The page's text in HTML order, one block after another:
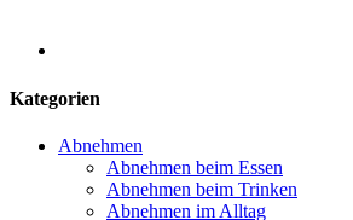
Kategorien
Abnehmen
Abnehmen beim Essen
Abnehmen beim Trinken
Abnehmen im Alltag